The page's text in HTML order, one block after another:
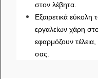
στον λέβητα.
Εξαιρετικά
εργαλείων χάρη
εφαρμόζουν
σας.